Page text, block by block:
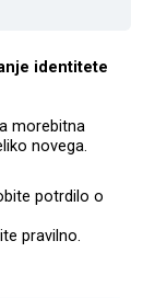
identitete
morebitna
novega.
potrdilo o
pravilno.